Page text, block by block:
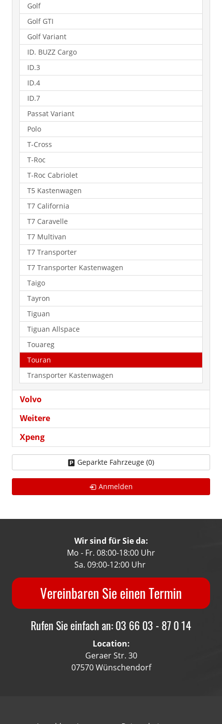
Golf
Golf GTI
Golf Variant
ID. BUZZ Cargo
ID.3
ID.4
ID.7
Passat Variant
Polo
T-Cross
T-Roc
T-Roc Cabriolet
T5 Kastenwagen
T7 California
T7 Caravelle
T7 Multivan
T7 Transporter
T7 Transporter Kastenwagen
Taigo
Tayron
Tiguan
Tiguan Allspace
Touareg
Touran
Transporter Kastenwagen
Volvo
Weitere
Xpeng
Geparkte Fahrzeuge (0)
Anmelden
Wir sind für Sie da:
Mo - Fr. 08:00-18:00 Uhr
Sa. 09:00-12:00 Uhr
Vereinbaren Sie einen Termin
Rufen Sie einfach an: 03 66 03 - 87 0 14
Location:
Geraer Str. 30
07570 Wünschendorf